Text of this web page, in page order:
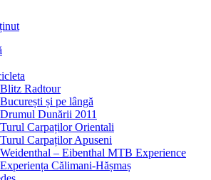
Blitz Radtour
București și pe lângă
Drumul Dunării 2011
Turul Carpaților Orientali
Turul Carpaților Apuseni
Weidenthal – Eibenthal MTB Experience
Experiența Călimani-Hășmaș